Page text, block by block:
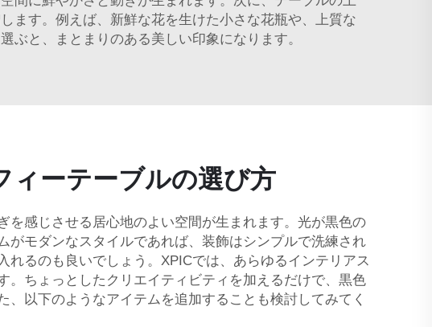
ます。例えば、新鮮な花を生けた小さな花瓶や、上質な
ぶと、まとまりのある美しい印象になります。
ィーテーブルの選び方
感じさせる居心地のよい空間が生まれます。光が黒色の
モダンなスタイルであれば、装飾はシンプルで洗練され
るのも良いでしょう。XPICでは、あらゆるインテリアス
ちょっとしたクリエイティビティを加えるだけで、黒色
以下のようなアイテムを追加することも検討してみてく